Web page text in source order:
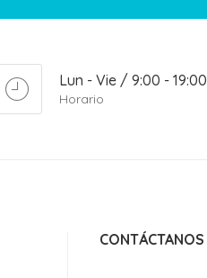
Lun - Vie / 9:00 - 19:00
Horario
CONTÁCTANOS